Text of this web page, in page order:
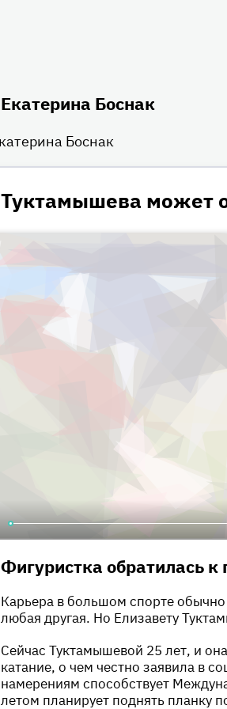
Екатерина Боснак
Туктамышева может
Фигуристка обратилась
Карьера в большом спорте
любая другая. Но Елизавету
Сейчас Туктамышевой 25 лет, и
катание, о чем честно заявила в
намерениям способствует
летом планирует поднять планку